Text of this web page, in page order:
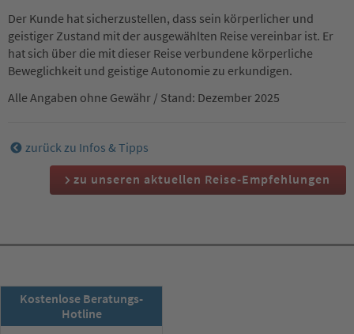
Der Kunde hat sicherzustellen, dass sein körperlicher und
geistiger Zustand mit der ausgewählten Reise vereinbar ist. Er
hat sich über die mit dieser Reise verbundene körperliche
Beweglichkeit und geistige Autonomie zu erkundigen.
Alle Angaben ohne Gewähr / Stand: Dezember 2025
zurück zu Infos & Tipps
zu unseren aktuellen Reise-Empfehlungen
Kostenlose Beratungs-
Hotline